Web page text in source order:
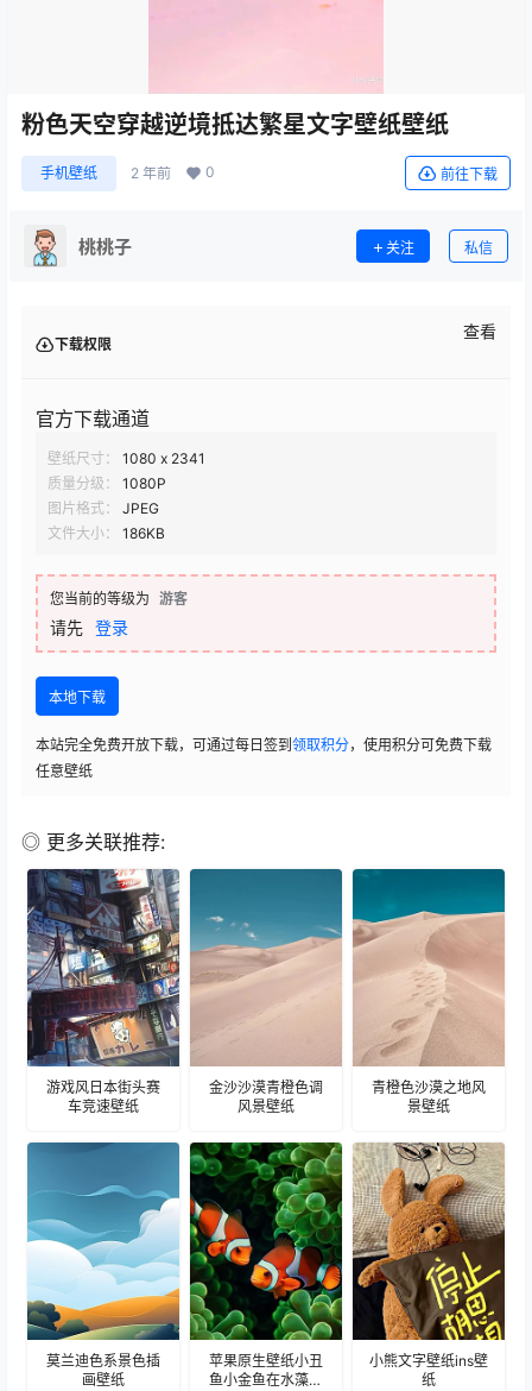
粉色天空穿越逆境抵达繁星文字壁纸壁纸
手机壁纸 2 年前 0 前往下载
桃桃子 关注 私信
下载权限
查看
官方下载通道
壁纸尺寸：
1080 x 2341
质量分级：
1080P
图片格式：
JPEG
文件大小：
186KB
您当前的等级为 游客
请先 登录
本地下载
本站完全免费开放下载，可通过每日签到 领取积分，使用积分可免费下载
任意壁纸
◎ 更多关联推荐:
游戏风日本街头赛
车竞速壁纸
金沙沙漠青橙色调
风景壁纸
青橙色沙漠之地风
景壁纸
莫兰迪色系景色插
画壁纸
苹果原生壁纸小丑
鱼小金鱼在水藻里
小熊文字壁纸ins壁
纸